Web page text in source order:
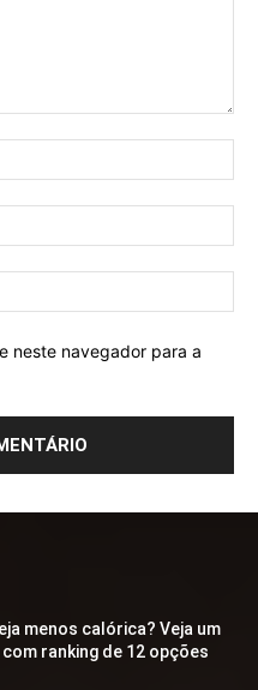
neste navegador para a
menos calórica? Veja um
ranking de 12 opções